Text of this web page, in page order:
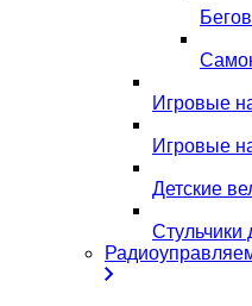
Игровые
Игровые
Детские
Стульчики